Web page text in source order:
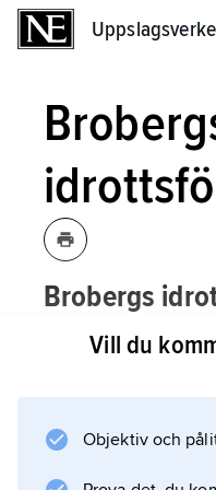
Brobergs
2008Broberg/
Söderhamn, en
Initiativtagarna kom
Vill du
Objektiv och